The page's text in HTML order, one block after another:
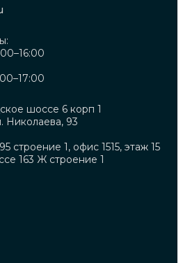
шоссе 6 корп 1
Николаева, 93
строение 1, офис 1515, этаж 15
163 Ж строение 1